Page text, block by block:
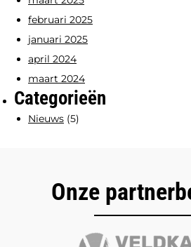
februari 2025
januari 2025
april 2024
maart 2024
Categorieën
Nieuws (5)
Onze